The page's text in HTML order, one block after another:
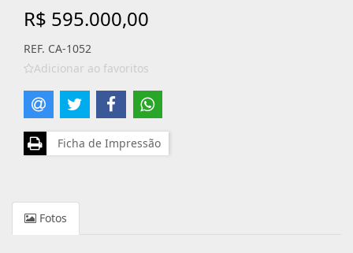
R$ 595.000,00
REF. CA-1052
Adicionar ao favoritos
Ficha de Impressão
Fotos